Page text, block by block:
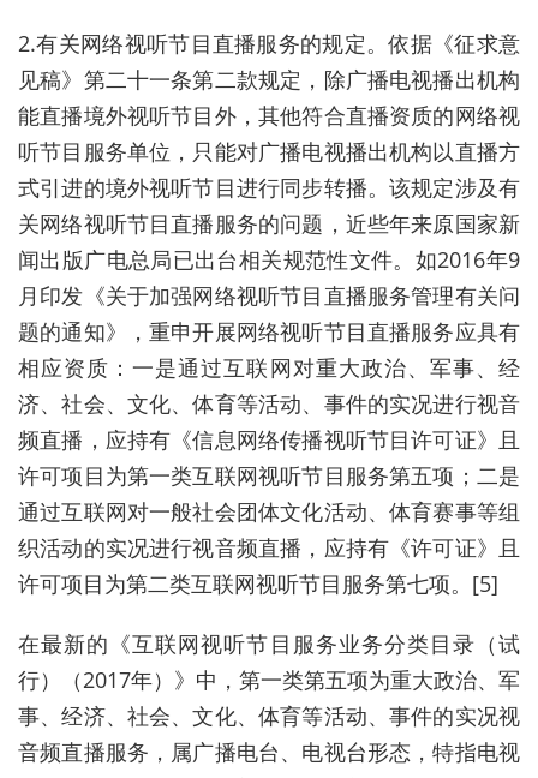
2.有关网络视听节目直播服务的规定。依据《征求意
见稿》第二十一条第二款规定，除广播电视播出机构
能直播境外视听节目外，其他符合直播资质的网络视
听节目服务单位，只能对广播电视播出机构以直播方
式引进的境外视听节目进行同步转播。该规定涉及有
关网络视听节目直播服务的问题，近些年来原国家新
闻出版广电总局已出台相关规范性文件。如2016年9
月印发《关于加强网络视听节目直播服务管理有关问
题的通知》，重申开展网络视听节目直播服务应具有
相应资质：一是通过互联网对重大政治、军事、经
济、社会、文化、体育等活动、事件的实况进行视音
频直播，应持有《信息网络传播视听节目许可证》且
许可项目为第一类互联网视听节目服务第五项；二是
通过互联网对一般社会团体文化活动、体育赛事等组
织活动的实况进行视音频直播，应持有《许可证》且
许可项目为第二类互联网视听节目服务第七项。[5]
在最新的《互联网视听节目服务业务分类目录（试
行）（2017年）》中，第一类第五项为重大政治、军
事、经济、社会、文化、体育等活动、事件的实况视
音频直播服务，属广播电台、电视台形态，特指电视